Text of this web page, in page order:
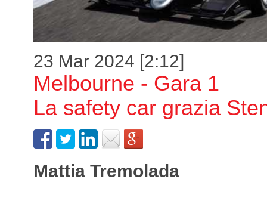
23 Mar 2024 [2:12]
Melbourne - Gara 1
La safety car grazia
Mattia Tremolada